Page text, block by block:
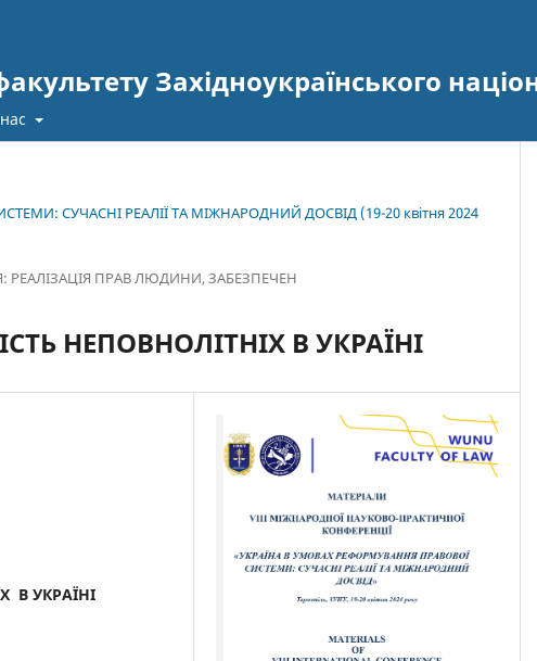
Західноукраїнського
СУЧАСНІ РЕАЛІЇ ТА МІЖНАРОДНИЙ ДОСВІД (19-20 квітня 2024
ПРАВ ЛЮДИНИ, ЗАБЕЗПЕЧЕН
НЕПОВНОЛІТНІХ В УКРАЇНІ
В УКРАЇНІ